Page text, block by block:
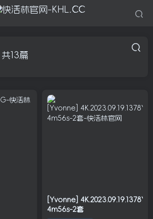
共13篇
[Yvonne]
4m56s-2套